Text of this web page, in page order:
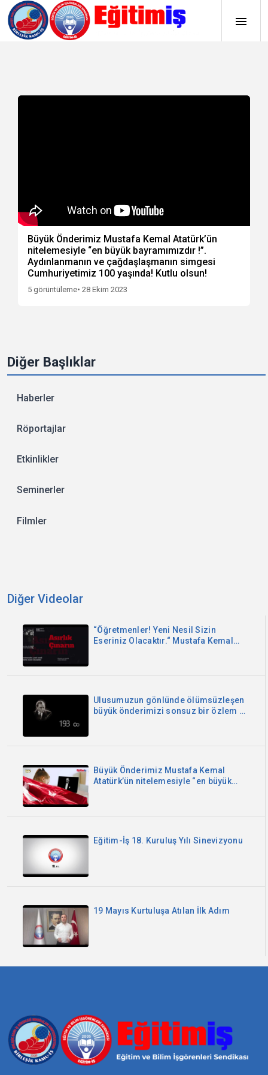
Diğer Başlıklar
Haberler
Röportajlar
Etkinlikler
Seminerler
Filmler
Diğer Videolar
“Öğretmenler! Yeni Nesil Sizin
Eseriniz Olacaktır.“ Mustafa Kemal
Ulusumuzun gönlünde ölümsüzleşen
büyük önderimizi sonsuz bir özlem ve
Büyük Önderimiz Mustafa Kemal
Atatürk’ün nitelemesiyle “en büyük
Eğitim-İş 18. Kuruluş Yılı Sinevizyonu
19 Mayıs Kurtuluşa Atılan İlk Adım
Büyük Önderimiz Mustafa Kemal Atatürk’ün
nitelemesiyle “en büyük bayramımızdır !”.
Aydınlanmanın ve çağdaşlaşmanın simgesi
Cumhuriyetimiz 100 yaşında! Kutlu olsun!
5 görüntüleme• 28 Ekim 2023